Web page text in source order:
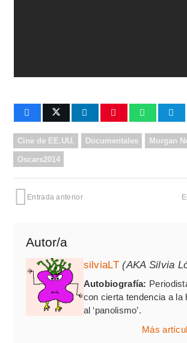
Cine de EE.UU. Documentales Morgan
Oscars2014
Entrada anterior
Autor/a
silviaLT (AKA Silvia
Autobiografía:
con cierta tendencia a la
al ‘panolismo’.
Más